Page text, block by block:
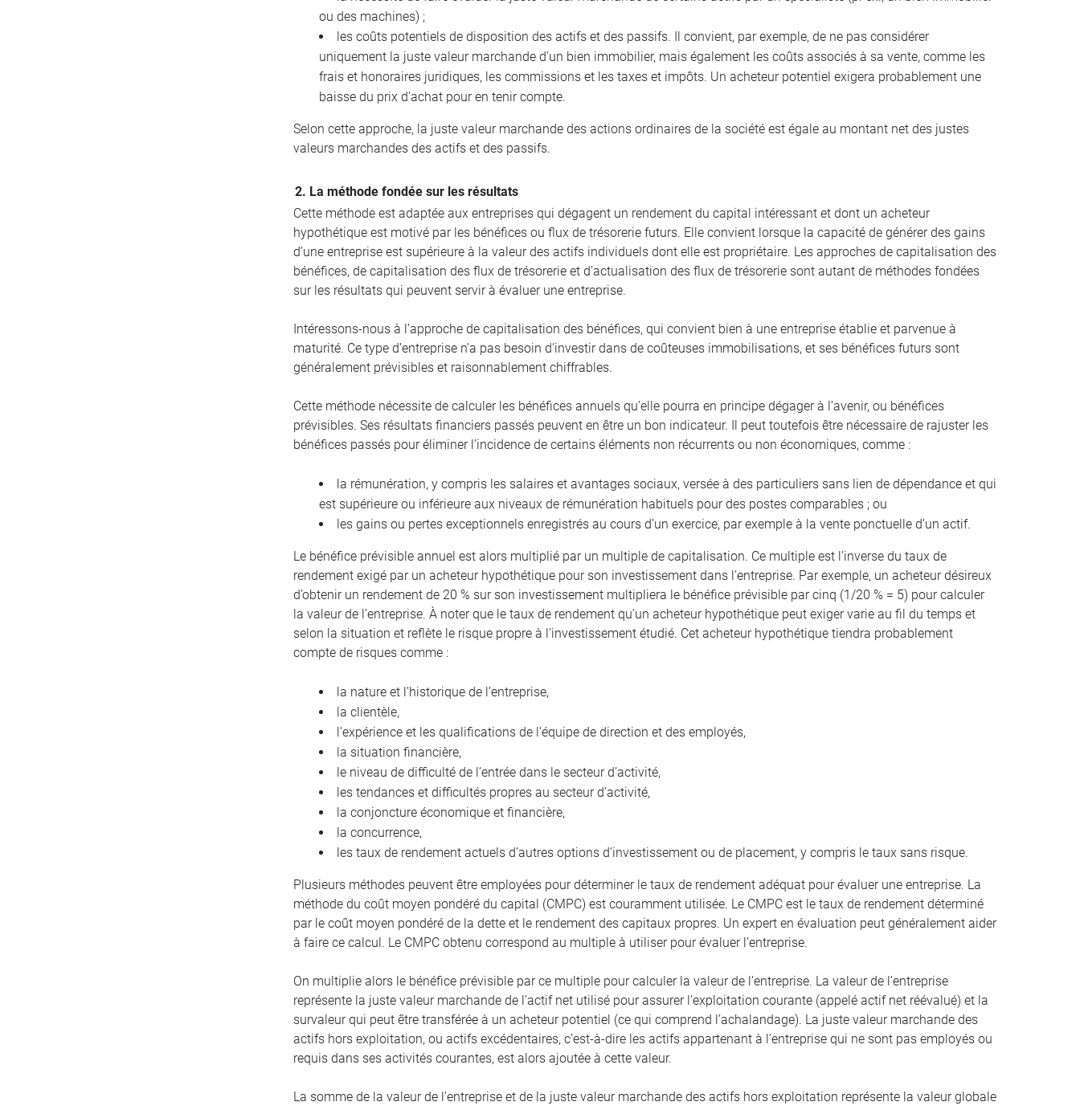
ou des machines) ;
les coûts potentiels de disposition des actifs et des passifs. Il convient, par exemple, de ne pas considérer
uniquement la juste valeur marchande d’un bien immobilier, mais également les coûts associés à sa vente, comme les
frais et honoraires juridiques, les commissions et les taxes et impôts. Un acheteur potentiel exigera probablement une
baisse du prix d’achat pour en tenir compte.
Selon cette approche, la juste valeur marchande des actions ordinaires de la société est égale au montant net des justes
valeurs marchandes des actifs et des passifs.
2. La méthode fondée sur les résultats
Cette méthode est adaptée aux entreprises qui dégagent un rendement du capital intéressant et dont un acheteur
hypothétique est motivé par les bénéfices ou flux de trésorerie futurs. Elle convient lorsque la capacité de générer des gains
d’une entreprise est supérieure à la valeur des actifs individuels dont elle est propriétaire. Les approches de capitalisation des
bénéfices, de capitalisation des flux de trésorerie et d’actualisation des flux de trésorerie sont autant de méthodes fondées
sur les résultats qui peuvent servir à évaluer une entreprise.
Intéressons-nous à l’approche de capitalisation des bénéfices, qui convient bien à une entreprise établie et parvenue à
maturité. Ce type d’entreprise n’a pas besoin d’investir dans de coûteuses immobilisations, et ses bénéfices futurs sont
généralement prévisibles et raisonnablement chiffrables.
Cette méthode nécessite de calculer les bénéfices annuels qu’elle pourra en principe dégager à l’avenir, ou bénéfices
prévisibles. Ses résultats financiers passés peuvent en être un bon indicateur. Il peut toutefois être nécessaire de rajuster les
bénéfices passés pour éliminer l’incidence de certains éléments non récurrents ou non économiques, comme :
la rémunération, y compris les salaires et avantages sociaux, versée à des particuliers sans lien de dépendance et qui
est supérieure ou inférieure aux niveaux de rémunération habituels pour des postes comparables ; ou
les gains ou pertes exceptionnels enregistrés au cours d’un exercice, par exemple à la vente ponctuelle d’un actif.
Le bénéfice prévisible annuel est alors multiplié par un multiple de capitalisation. Ce multiple est l’inverse du taux de
rendement exigé par un acheteur hypothétique pour son investissement dans l’entreprise. Par exemple, un acheteur désireux
d’obtenir un rendement de 20 % sur son investissement multipliera le bénéfice prévisible par cinq (1/20 % = 5) pour calculer
la valeur de l’entreprise. À noter que le taux de rendement qu’un acheteur hypothétique peut exiger varie au fil du temps et
selon la situation et reflète le risque propre à l’investissement étudié. Cet acheteur hypothétique tiendra probablement
compte de risques comme :
la nature et l’historique de l’entreprise,
la clientèle,
l’expérience et les qualifications de l’équipe de direction et des employés,
la situation financière,
le niveau de difficulté de l’entrée dans le secteur d’activité,
les tendances et difficultés propres au secteur d’activité,
la conjoncture économique et financière,
la concurrence,
les taux de rendement actuels d’autres options d’investissement ou de placement, y compris le taux sans risque.
Plusieurs méthodes peuvent être employées pour déterminer le taux de rendement adéquat pour évaluer une entreprise. La
méthode du coût moyen pondéré du capital (CMPC) est couramment utilisée. Le CMPC est le taux de rendement déterminé
par le coût moyen pondéré de la dette et le rendement des capitaux propres. Un expert en évaluation peut généralement aider
à faire ce calcul. Le CMPC obtenu correspond au multiple à utiliser pour évaluer l’entreprise.
On multiplie alors le bénéfice prévisible par ce multiple pour calculer la valeur de l’entreprise. La valeur de l’entreprise
représente la juste valeur marchande de l’actif net utilisé pour assurer l’exploitation courante (appelé actif net réévalué) et la
survaleur qui peut être transférée à un acheteur potentiel (ce qui comprend l’achalandage). La juste valeur marchande des
actifs hors exploitation, ou actifs excédentaires, c’est-à-dire les actifs appartenant à l’entreprise qui ne sont pas employés ou
requis dans ses activités courantes, est alors ajoutée à cette valeur.
La somme de la valeur de l’entreprise et de la juste valeur marchande des actifs hors exploitation représente la valeur globale